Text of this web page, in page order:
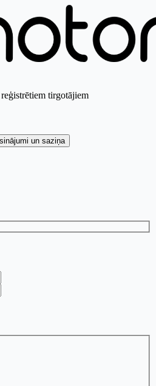
tirgotājiem
un saziņa